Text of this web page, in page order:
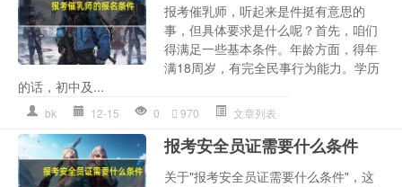
报考催乳师，听起来是件挺有意思的
事，但具体要求是什么呢？首先，咱们
得满足一些基本条件。年龄方面，得年
满18周岁，有完全民事行为能力。学历
的话，初中及...
bk 12-15 0 970 文章列表
报考安全员证需要什么条件
关于"报考安全员证需要什么条件"，这